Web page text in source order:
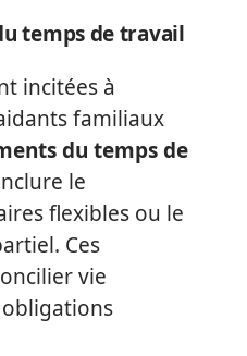
temps de travail
incitées à
familiaux
du temps de
le
flexibles ou le
Ces
vie